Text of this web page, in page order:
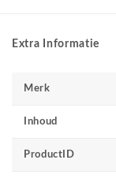
Extra Informatie
Merk
Inhoud
ProductID